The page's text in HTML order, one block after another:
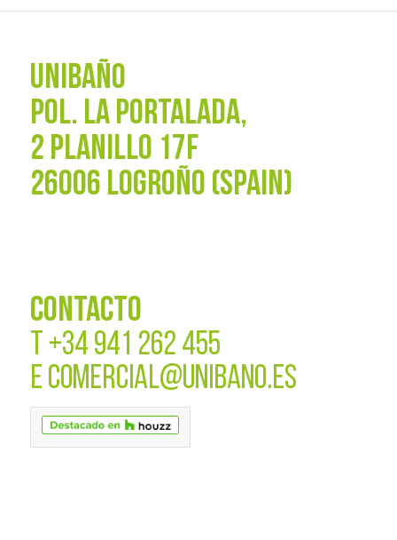
UNIBAÑO
POL. La Portalada,
2 PLANILLO 17F
26006 LOGROÑO (SPAIN)
CONTACTO
T +34 941 262 455
E COMERCIAL@UNIBANO.ES